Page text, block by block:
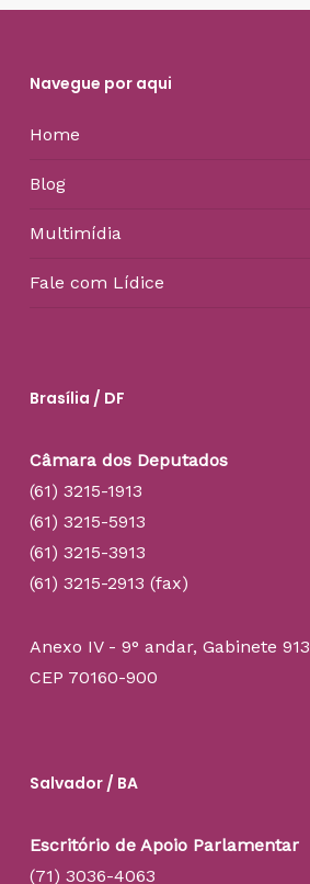
Navegue por aqui
Home
Blog
Multimídia
Fale com Lídice
Brasília / DF
Câmara dos Deputados
(61) 3215-1913
(61) 3215-5913
(61) 3215-3913
(61) 3215-2913 (fax)
Anexo IV - 9° andar, Gabinete 913
CEP 70160-900
Salvador / BA
Escritório de Apoio Parlamentar
(71) 3036-4063